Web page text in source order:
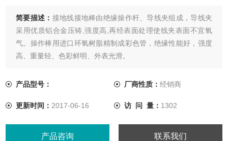
简要描述： 接地线接地棒由绝缘操作杆、导线夹组成，导线夹
采用优质铝合金压铸,强度高,再经表面处理使线夹表面不宜氧
气。操作棒用进口环氧树脂精制成彩色管，绝缘性能好，强度
高、重量轻、色彩鲜明、外表光滑。
产品型号： 厂商性质： 经销商
更新时间： 2017-06-16 访 问 量： 1302
产品咨询 联系我们